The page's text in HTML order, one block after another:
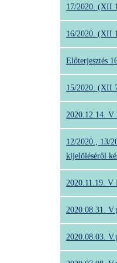
17/2020.
16/2020.
Előterjesztés
15/2020.
2020.12.14. V
12/2020., 13/
kijelöléséről
2020.11.19. V
2020.08.31.
2020.08.03.